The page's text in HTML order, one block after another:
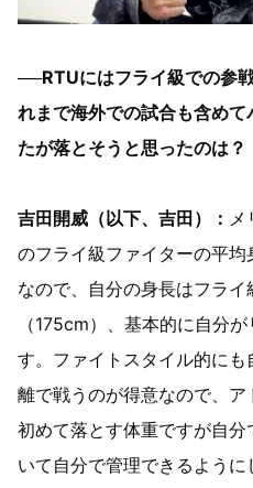
──RTUにはフライ級での参
れまで海外での試合も含め
たが落とそうと思ったのは？
吉田開威（以下、吉田）： メ
のフライ級ファイターの平
なので、自分の身長はフラ
（175cm）、基本的に自分
す。ファイトスタイル的に
離で戦うのが得意なので、ア
初めて落とす体重ですが自
いて自分で管理できるよう